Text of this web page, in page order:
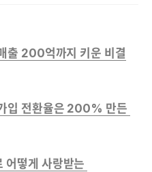
출 200억까지 키운 비결
입 전환율은 200% 만든
어떻게 사랑받는